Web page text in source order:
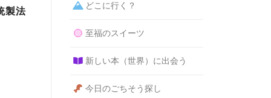
製法
どこに行く？
至福のスイーツ
新しい本（世界）に出会う
今日のごちそう探し